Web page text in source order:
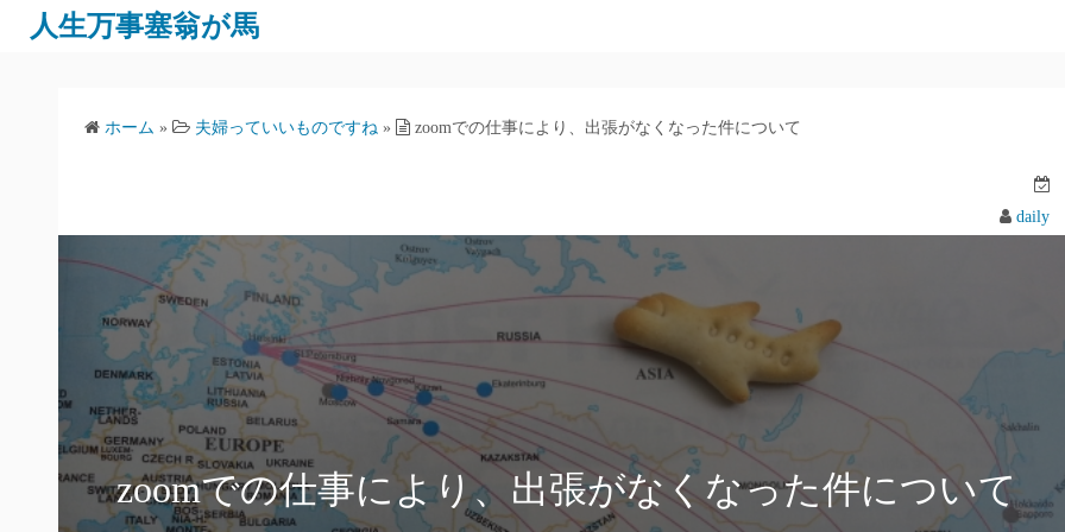
人生万事塞翁が馬
ホーム » 夫婦っていいものですね » zoomでの仕事により、出張がなくなった件について
daily
zoomでの仕事により、出張がなくなった件について